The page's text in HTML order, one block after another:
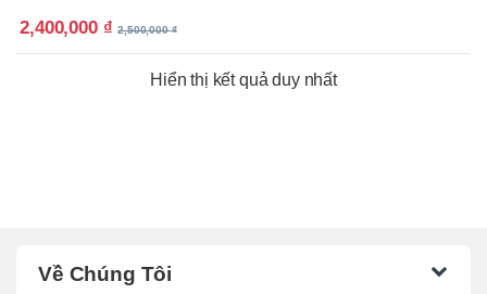
2,400,000 ₫ 2,500,000₫
Hiển thị kết quả duy nhất
Về Chúng Tôi